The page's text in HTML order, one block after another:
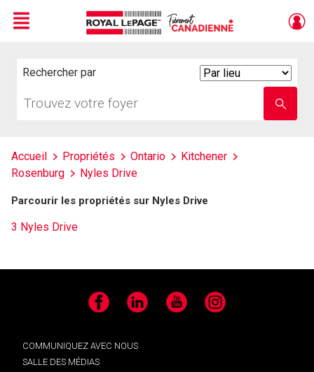
Menu
Rechercher par
votre
nom
Accueil Propriétés Ontario
Kitchener
Rosenburg
Nyles Drive
Parcourir les propriétés sur Nyles Drive
3 Nyles Drive
Facebook LinkedIn YouTube Instagram
COMMUNIQUEZ AVEC NOUS
SALLE DES MÉDIAS